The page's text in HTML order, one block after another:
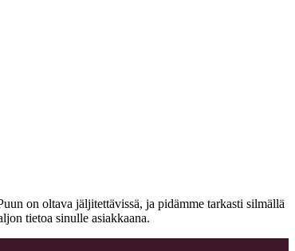
on oltava jäljitettävissä, ja pidämme tarkasti silmällä
tietoa sinulle asiakkaana.